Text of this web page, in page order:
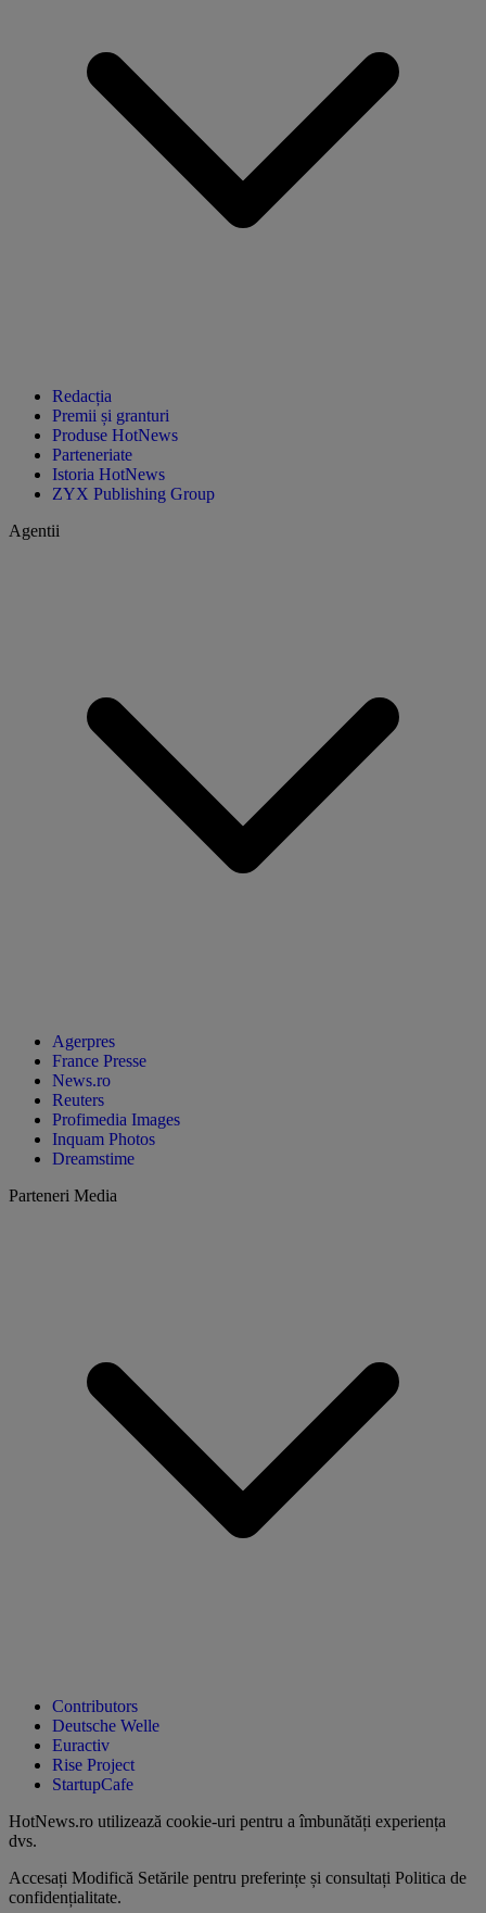
Redacția
Premii și granturi
Produse HotNews
Parteneriate
Istoria HotNews
ZYX Publishing Group
Agentii
Agerpres
France Presse
News.ro
Reuters
Profimedia Images
Inquam Photos
Dreamstime
Parteneri Media
Contributors
Deutsche Welle
Euractiv
Rise Project
StartupCafe
HotNews.ro utilizează cookie-uri pentru a îmbunătăți experiența
dvs.
Accesați Modifică Setările pentru preferințe și consultați Politica de
confidențialitate.